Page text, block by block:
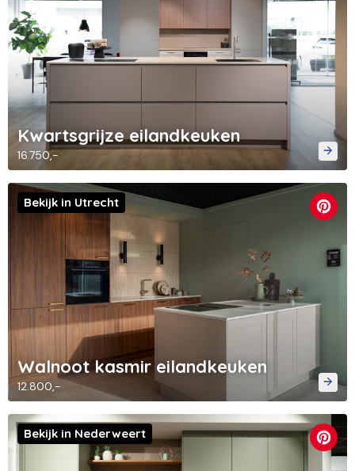
Kwartsgrijze eilandkeuken
16.750,-
Walnoot kasmir eilandkeuken
12.800,-
Bekijk in Utrecht
Bekijk in Nederweert